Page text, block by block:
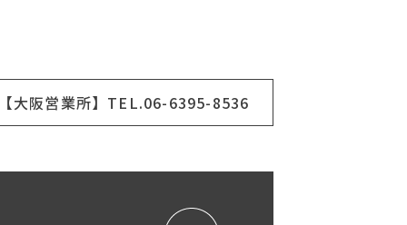
大阪営業所】TEL.06-6395-8536